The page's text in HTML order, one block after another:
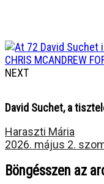
NEXT
David Suchet, a
Haraszti Mária
2026. május 2.
Böngésszen az